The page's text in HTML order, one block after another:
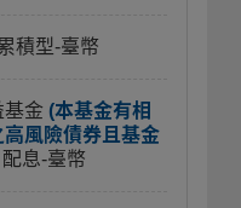
積型-臺幣
基金 (本基金有相
風險債券且基金
息-臺幣